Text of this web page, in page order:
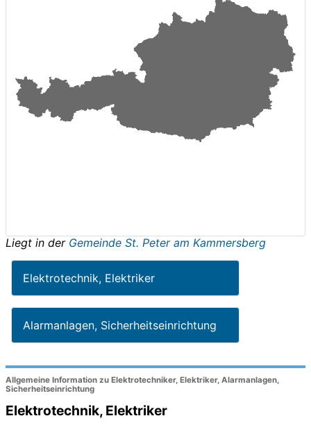
Liegt in der Gemeinde St. Peter am Kammersberg
Elektrotechnik, Elektriker
Alarmanlagen, Sicherheitseinrichtung
Allgemeine Information zu Elektrotechniker, Elektriker, Alarmanlagen,
Sicherheitseinrichtung
Elektrotechnik, Elektriker